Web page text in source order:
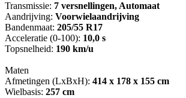
Transmissie: 7 versnellingen, Automaat
Aandrijving: Voorwielaandrijving
Bandenmaat: 205/55 R17
Acceleratie (0-100): 10,0 s
Topsnelheid: 190 km/u
Maten
Afmetingen (LxBxH): 414 x 178 x 155 cm
Wielbasis: 257 cm